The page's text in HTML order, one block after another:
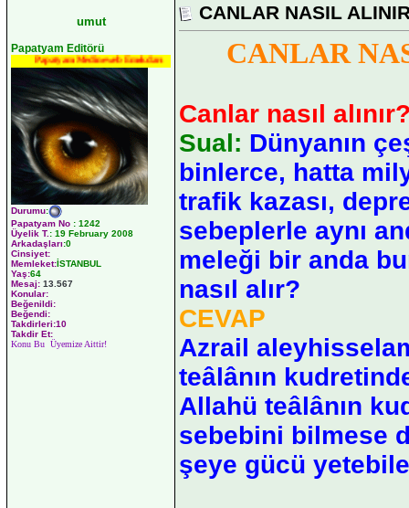
umut
Papatyam Editörü
Papatyam Medineweb Emekdarı
Durumu:
Papatyam No : 1242
Üyelik T. : 19 February 2008
Arkadaşları:0
Cinsiyet:
Memleket:İSTANBUL
Yaş:64
Mesaj: 13.567
Konular:
Beğenildi:
Beğendi:
Takdirleri:10
Takdir Et:
Konu Bu Üyemize Aittir!
CANLAR NASIL
CANLAR
Canlar nasıl
Sual: Dünyanın
binlerce, hatta
trafik kazası,
sebeplerle aynı
meleği bir anda
nasıl alır?
CEVAP
Azrail
teâlânın
Allahü teâlânın
sebebini bilmese
şeye gücü